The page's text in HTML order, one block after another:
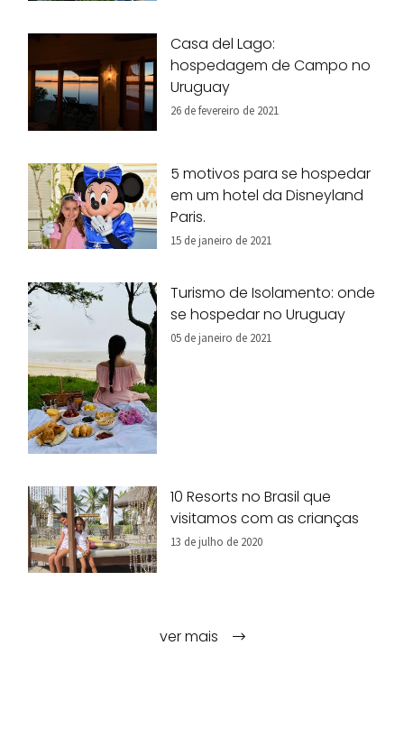
Casa del Lago:
hospedagem de Campo no
Uruguay
26 de fevereiro de 2021
5 motivos para se hospedar
em um hotel da Disneyland
Paris.
15 de janeiro de 2021
Turismo de Isolamento: onde
se hospedar no Uruguay
05 de janeiro de 2021
10 Resorts no Brasil que
visitamos com as crianças
13 de julho de 2020
ver mais